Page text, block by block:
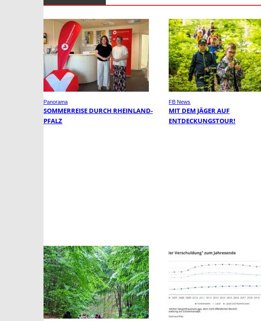
Panorama
SOMMERREISE DURCH RHEINLAND-
PFALZ
FB News
MIT DEM JÄGER AUF
ENTDECKUNGSTOUR!